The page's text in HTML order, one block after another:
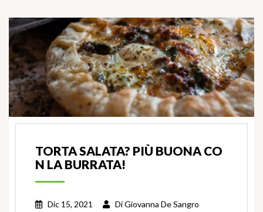
TORTA SALATA? PIÙ BUONA CO
N LA BURRATA!
Dic 15, 2021 DiGiovanna De Sangro